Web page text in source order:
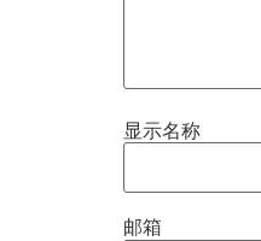
显示名称
邮箱